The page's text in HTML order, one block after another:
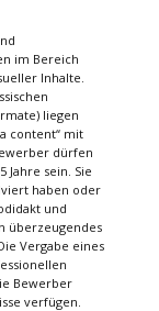
im Bereich
Inhalte.
liegen
content“ mit
dürfen
sein. Sie
haben oder
und
überzeugendes
Vergabe eines
Bewerber
verfügen.